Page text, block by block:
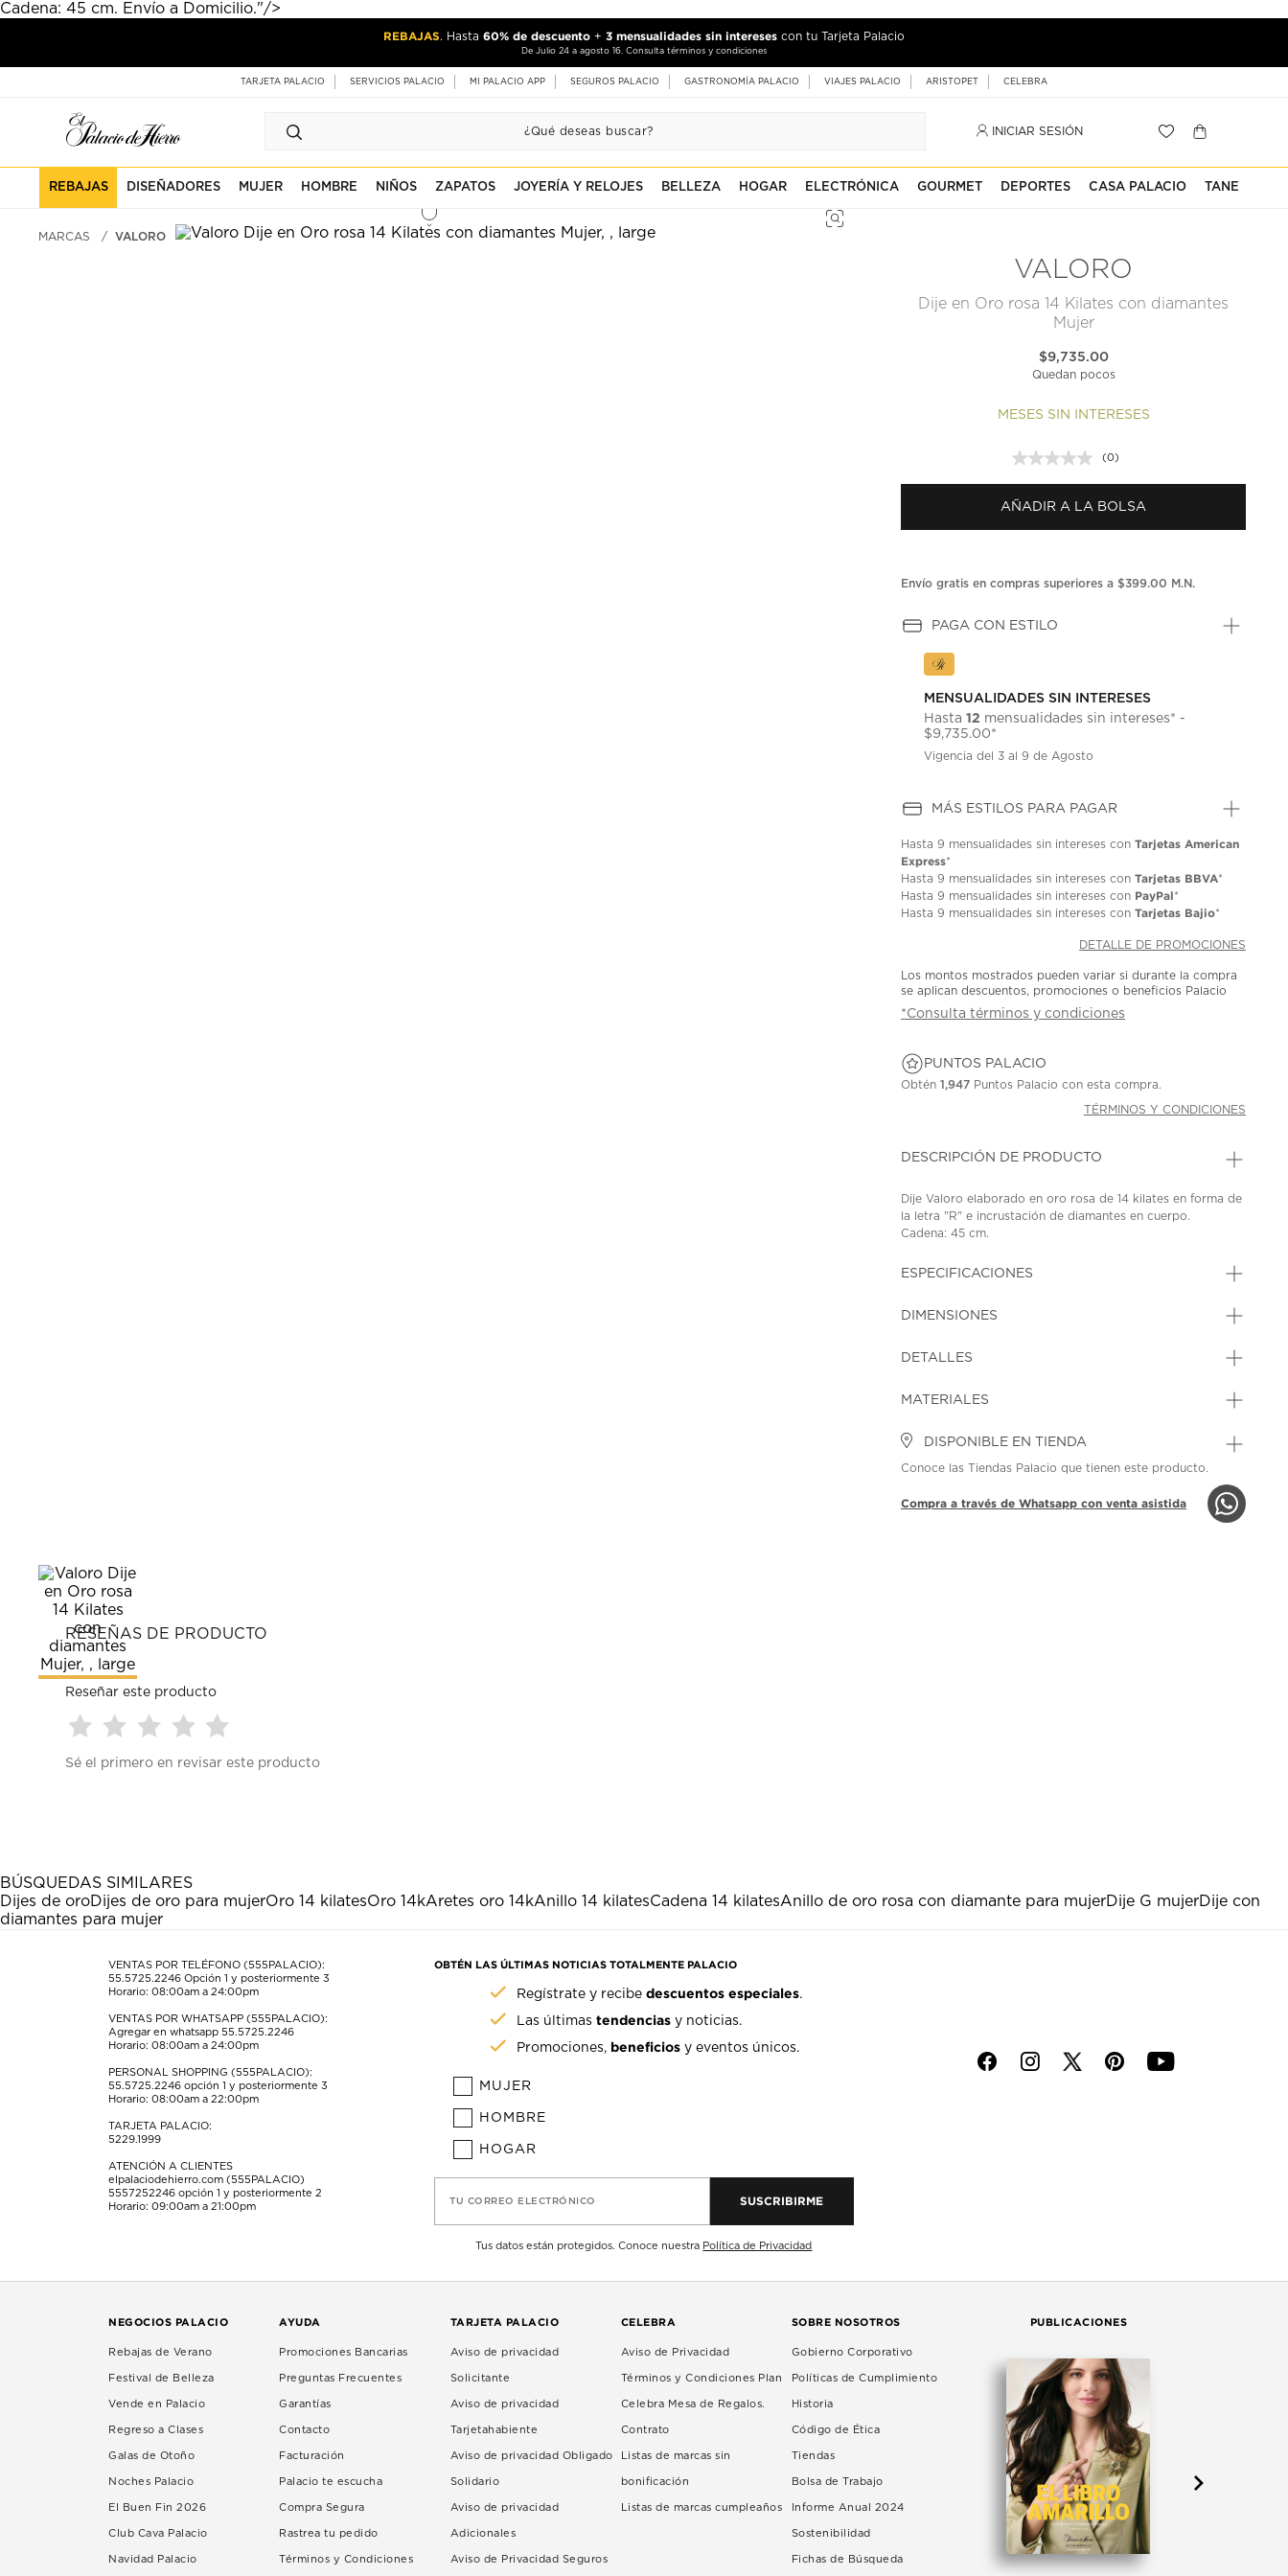
Cadena: 45 cm. Envío a Domicilio."/>
REBAJAS. Hasta 60% de descuento + 3 mensualidades sin intereses con tu Tarjeta Palacio
De Julio 24 a agosto 16. Consulta términos y condiciones
TARJETA PALACIO SERVICIOS PALACIO MI PALACIO APP SEGUROS PALACIO GASTRONOMÍA PALACIO VIAJES PALACIO ARISTOPET CELEBRA
INICIAR SESIÓN
REBAJAS DISEÑADORES MUJER HOMBRE NIÑOS ZAPATOS JOYERÍA Y RELOJES BELLEZA HOGAR ELECTRÓNICA GOURMET DEPORTES CASA PALACIO TANE
MARCAS VALORO
VALORO
Dije en Oro rosa 14 Kilates con diamantes
Mujer
$9,735.00
Quedan pocos
MESES SIN INTERESES
Sin
puntuación.
en
la
(0)
AÑADIR A LA BOLSA
Envío gratis en compras superiores a $399.00 M.N.
PAGA CON ESTILO
MENSUALIDADES SIN INTERESES
Hasta12 mensualidades sin intereses* -
$9,735.00*
Vigencia del 3 al 9 de Agosto
MÁS ESTILOS PARA PAGAR
Hasta9 mensualidades sin intereses conTarjetas American
Express*
Hasta9 mensualidades sin intereses conTarjetas BBVA*
Hasta9 mensualidades sin intereses con PayPal*
Hasta9 mensualidades sin intereses conTarjetas Bajio*
DETALLE DE PROMOCIONES
Los montos mostrados pueden variar si durante la compra
se aplican descuentos, promociones o beneficios Palacio
*Consulta términos y condiciones
PUNTOS PALACIO
Obtén1,947 Puntos Palacio con esta compra.
TÉRMINOS Y CONDICIONES
DESCRIPCIÓN DE PRODUCTO
Dije Valoro elaborado en oro rosa de 14 kilates en forma de
la letra "R" e incrustación de diamantes en cuerpo.
Cadena: 45 cm.
ESPECIFICACIONES
DIMENSIONES
DETALLES
MATERIALES
DISPONIBLE EN TIENDA
Conoce las Tiendas Palacio que tienen este producto.
Compra a través de Whatsapp con venta asistida
RESEÑAS DE PRODUCTO
Reseñar este producto
para
estrella
Esta
acción
abrirá
formulario
para
estrellas.
Esta
acción
abrirá
formulario
de
para
estrellas.
Esta
acción
abrirá
formulario
de
para
estrellas.
Esta
acción
formulario
de
para
acción
formulario
de
envío.
Sé el primero en revisar este producto
BÚSQUEDAS SIMILARES
Dijes de oroDijes de oro para mujerOro 14 kilatesOro 14kAretes oro 14kAnillo 14 kilatesCadena 14 kilatesAnillo de oro rosa con diamante para mujerDije G mujerDije con
diamantes para mujer
VENTAS POR TELÉFONO (555PALACIO):
55.5725.2246 Opción 1 y posteriormente 3
Horario: 08:00am a 24:00pm
VENTAS POR WHATSAPP (555PALACIO):
Agregar en whatsapp 55.5725.2246
Horario: 08:00am a 24:00pm
PERSONAL SHOPPING (555PALACIO):
55.5725.2246 opción 1 y posteriormente 3
Horario: 08:00am a 22:00pm
TARJETA PALACIO:
5229.1999
ATENCIÓN A CLIENTES
elpalaciodehierro.com (555PALACIO)
5557252246 opción 1 y posteriormente 2
Horario: 09:00am a 21:00pm
OBTÉN LAS ÚLTIMAS NOTICIAS TOTALMENTE PALACIO
Regístrate y recibedescuentos especiales.
Las últimastendencias y noticias.
Promociones, beneficios y eventos únicos.
MUJER
HOMBRE
HOGAR
TU CORREO ELECTRÓNICO SUSCRIBIRME
Tus datos están protegidos. Conoce nuestra Política de Privacidad
f i p y
NEGOCIOS PALACIO
Rebajas de Verano
Festival de Belleza
Vende en Palacio
Regreso a Clases
Galas de Otoño
Noches Palacio
El Buen Fin 2026
Club Cava Palacio
Navidad Palacio
AYUDA
Promociones Bancarias
Preguntas Frecuentes
Garantías
Contacto
Facturación
Palacio te escucha
Compra Segura
Rastrea tu pedido
Términos y Condiciones
TARJETA PALACIO
Aviso de privacidad
Solicitante
Aviso de privacidad
Tarjetahabiente
Aviso de privacidad Obligado
Solidario
Aviso de privacidad
Adicionales
Aviso de Privacidad Seguros
CELEBRA
Aviso de Privacidad
Términos y Condiciones Plan
Celebra Mesa de Regalos.
Contrato
Listas de marcas sin
bonificación
Listas de marcas cumpleaños
SOBRE NOSOTROS
Gobierno Corporativo
Políticas de Cumplimiento
Historia
Código de Ética
Tiendas
Bolsa de Trabajo
Informe Anual 2024
Sostenibilidad
Fichas de Búsqueda
PUBLICACIONES